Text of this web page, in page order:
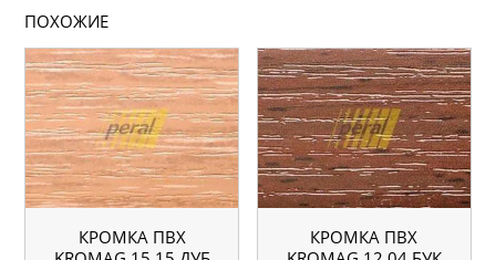
ПОХОЖИЕ
КРОМКА ПВХ
КРОМКА ПВХ